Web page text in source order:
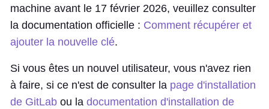
machine avant le 17 février 2026, veuillez consulter
la documentation officielle : Comment récupérer et
ajouter la nouvelle clé.
Si vous êtes un nouvel utilisateur, vous n'avez rien
à faire, si ce n'est de consulter la page d'installation
de GitLab ou la documentation d'installation de